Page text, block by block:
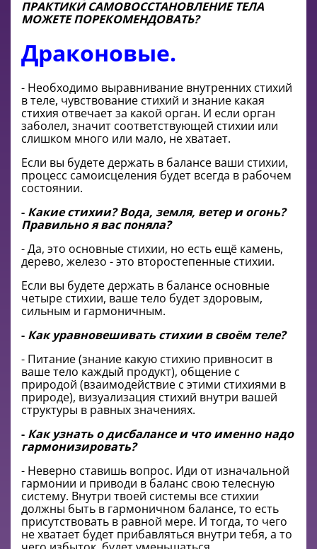
ПРАКТИКИ САМОВОССТАНОВЛЕНИЕ ТЕЛА
МОЖЕТЕ ПОРЕКОМЕНДОВАТЬ?
Драконовые.
- Необходимо выравнивание внутренних стихий
в теле, чувствование стихий и знание какая
стихия отвечает за какой орган. И если орган
заболел, значит соответствующей стихии или
слишком много или мало, не хватает.
Если вы будете держать в балансе ваши стихии,
процесс самоисцеления будет всегда в рабочем
состоянии.
- Какие стихии? Вода, земля, ветер и огонь?
Правильно я вас поняла?
- Да, это основные стихии, но есть ещё камень,
дерево, железо - это второстепенные стихии.
Если вы будете держать в балансе основные
четыре стихии, ваше тело будет здоровым,
сильным и гармоничным.
- Как уравновешивать стихии в своём теле?
- Питание (знание какую стихию привносит в
ваше тело каждый продукт), общение с
природой (взаимодействие с этими стихиями в
природе), визуализация стихий внутри вашей
структуры в равных значениях.
- Как узнать о дисбалансе и что именно надо
гармонизировать?
- Неверно ставишь вопрос. Иди от изначальной
гармонии и приводи в баланс свою телесную
систему. Внутри твоей системы все стихии
должны быть в гармоничном балансе, то есть
присутствовать в равной мере. И тогда, то чего
не хватает будет прибавляться внутри тебя, а то